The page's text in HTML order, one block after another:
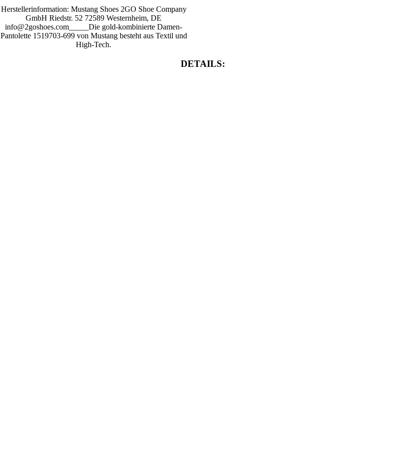
Herstellerinformation: Mustang Shoes 2GO Shoe Company
GmbH Riedstr. 52 72589 Westernheim, DE
info@2goshoes.com_____Die gold-kombinierte Damen-
Pantolette 1519703-699 von Mustang besteht aus Textil und
High-Tech.
DETAILS: